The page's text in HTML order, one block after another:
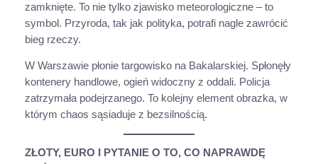
zamknięte. To nie tylko zjawisko meteorologiczne – to
symbol. Przyroda, tak jak polityka, potrafi nagle zawrócić
bieg rzeczy.
W Warszawie płonie targowisko na Bakalarskiej. Spłonęły
kontenery handlowe, ogień widoczny z oddali. Policja
zatrzymała podejrzanego. To kolejny element obrazka, w
którym chaos sąsiaduje z bezsilnością.
ZŁOTY, EURO I PYTANIE O TO, CO NAPRAWDĘ